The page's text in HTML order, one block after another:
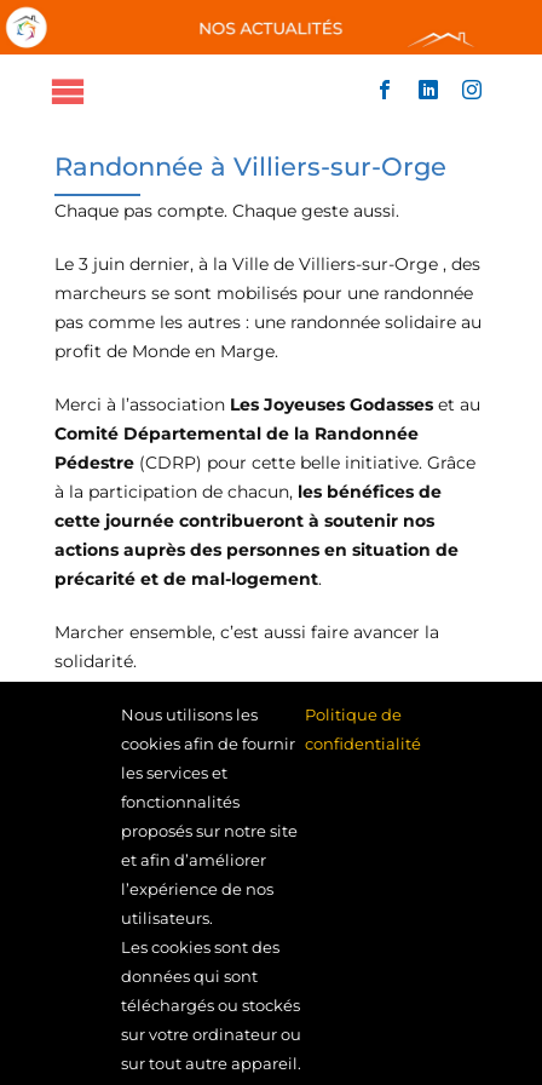
Passer
au
Toggle
Navigation
QUI SOMMES-NOUS
NOS ACTIONS
ACTUALITÉS
CONTACT
Randonnée à Villiers-sur-Orge
Chaque pas compte. Chaque geste aussi.
Le 3 juin dernier, à la Ville de Villiers-sur-Orge , des
marcheurs se sont mobilisés pour une randonnée
pas comme les autres : une randonnée solidaire au
profit de Monde en Marge.
Merci à l’association Les Joyeuses Godasseset au
Comité Départemental de la Randonnée
Pédestre(CDRP) pour cette belle initiative. Grâce
à la participation de chacun, les bénéfices de
cette journée contribueront à soutenir nos
actions auprès des personnes en situation de
précarité et de mal-logement.
Marcher ensemble, c’est aussi faire avancer la
solidarité.
[pdf-embedder
url= »https://www.metmmetm.fr/wp-
content/uploads/2026/06/Randonnee.pdf »
title= »Randonnée »]
MONDE EN MARGE MONDE EN MARCHE
22 rue de Lormoy – 91310 Longpont-sur-Orge
01 64 49 37 20
MENTIONS LÉGALES
Nous utilisons les
cookies afin de fournir
les services et
fonctionnalités
proposés sur notre site
et afin d’améliorer
l’expérience de nos
utilisateurs.
Les cookies sont des
données qui sont
téléchargés ou stockés
sur votre ordinateur ou
sur tout autre appareil.
Politique de
confidentialité